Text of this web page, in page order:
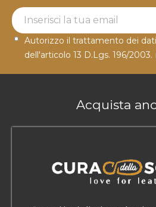
Newsletter Label
Autorizzo il trattamento dei
dell'articolo 13 D.Lgs. 196/2003.
Acquista